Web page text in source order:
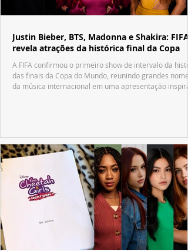
Justin Bieber, BTS, Madonna e Shakira: FIFA
revela atrações da histórica final da Copa
A FIFA confirmou o primeiro show de intervalo da
das finais da Copa do Mundo, reunindo grandes nomes
da música internacional em uma apresentação